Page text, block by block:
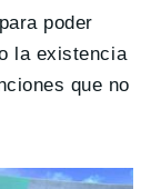
poder
la existencia
que no